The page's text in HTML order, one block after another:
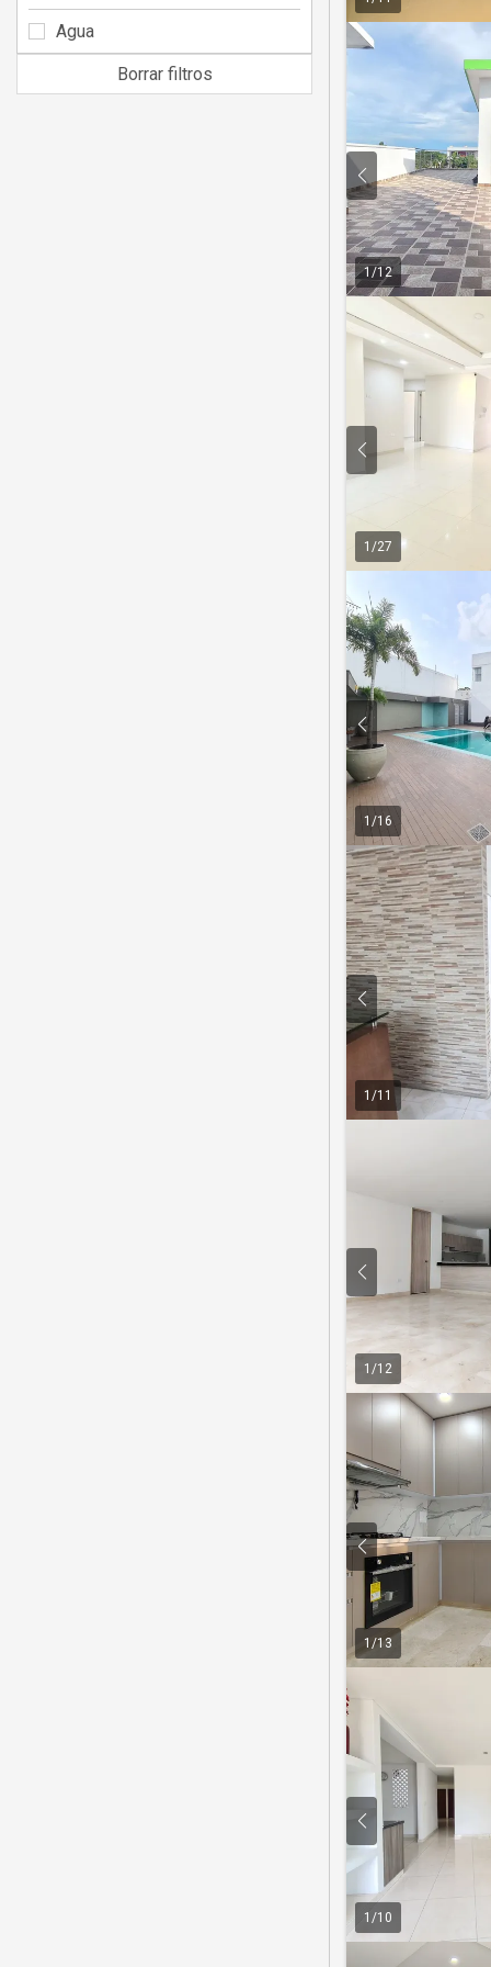
1 /12
1 /27
1 /16
1 /11
1 /12
1 /13
1 /10
Agua
Borrar filtros